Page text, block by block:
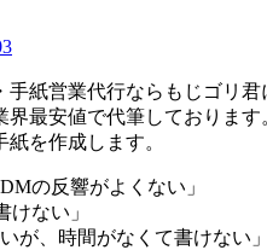
手紙営業代行ならもじゴリ
界最安値で代筆しておりま
を作成します。
の反響がよくない」
けない」
が、時間がなくて書けない」